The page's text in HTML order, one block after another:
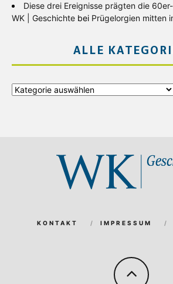
Diese drei Ereignisse prägten die
WK | Geschichte bei Prügelorgien mitten
ALLE
Alle
KONTAKT IMPRESSUM